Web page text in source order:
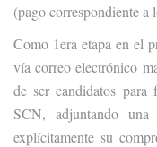
(pago correspondiente a
Como 1era etapa en el
vía correo electrónico
de ser candidatos
SCN, adjuntando
explícitamente su